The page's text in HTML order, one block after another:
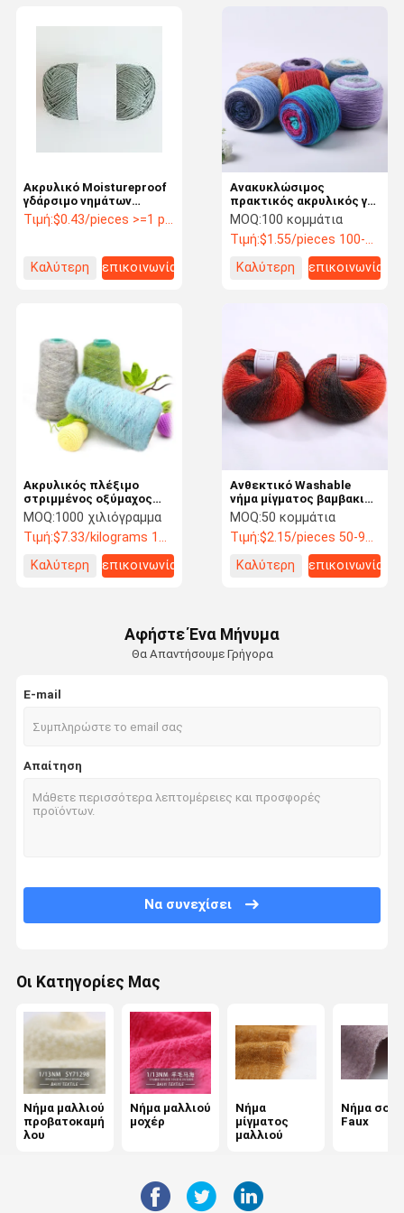
Εργοστασίου
Ποιότητας
Τε Μαζί Μας
Ζητήστε Μια
Προσφορά
Νήμα μαλλιού προβατοκαμήλου
Νήμα μαλλιού μοχέρ
Ανακυκλώσιμος
πρακτικός ακρυλικός για
πολλές χρήσεις
Dustproof νημάτων
μίγματος
προβατοκαμήλου
MOQ:100 κομμάτια
Τιμή:$1.55/pieces 100-999 pieces
Καλύτερη
επικοινωνία
Ακρυλικό Moistureproof
γδάρσιμο νημάτων
ταινιών λινού
πολυεστέρα ανθεκτικό
Τιμή:$0.43/pieces >=1 pieces
Καλύτερη
επικοινωνία
Ανθεκτικό Washable
νήμα μίγματος βαμβακιού
μαλλιού, αντι
λερώνοντας νήμα
μιγμάτων βαμβακιού
MOQ:50 κομμάτια
Τιμή:$2.15/pieces 50-99 pieces
Καλύτερη
επικοινωνία
Ακρυλικός πλέξιμο
στριμμένος οξύμαχος
αντιστατικός
ανθεκτικός νημάτων
βαμβακιού
MOQ:1000 χιλιόγραμμα
Τιμή:$7.33/kilograms 1000-4999 kilograms
Καλύτερη
επικοινωνία
Αφήστε Ένα Μήνυμα
Θα Απαντήσουμε Γρήγορα
E-mail
Απαίτηση
Να συνεχίσει
Οι Κατηγορίες Μας
Νήμα μαλλιού
προβατοκαμή
λου
Νήμα μαλλιού
μοχέρ
Νήμα
μίγματος
μαλλιού
Νήμα
Faux